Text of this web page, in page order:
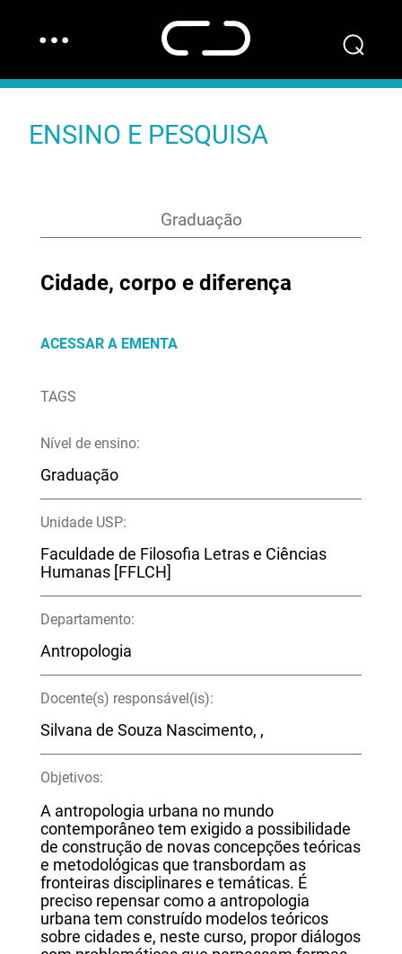
… ⌕
ENSINO E PESQUISA
Graduação
Cidade, corpo e diferença
ACESSAR A EMENTA
TAGS
Nível de ensino:
Graduação
Unidade USP:
Faculdade de Filosofia Letras e Ciências
Humanas [FFLCH]
Departamento:
Antropologia
Docente(s) responsável(is):
Silvana de Souza Nascimento, ,
Objetivos:
A antropologia urbana no mundo
contemporâneo tem exigido a possibilidade
de construção de novas concepções teóricas
e metodológicas que transbordam as
fronteiras disciplinares e temáticas. É
preciso repensar como a antropologia
urbana tem construído modelos teóricos
sobre cidades e, neste curso, propor diálogos